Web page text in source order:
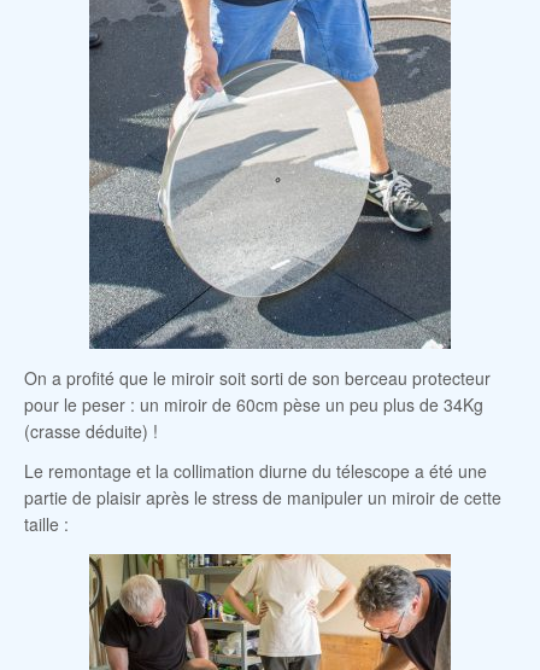
On a profité que le miroir soit sorti de son berceau protecteur
pour le peser : un miroir de 60cm pèse un peu plus de 34Kg
(crasse déduite) !
Le remontage et la collimation diurne du télescope a été une
partie de plaisir après le stress de manipuler un miroir de cette
taille :